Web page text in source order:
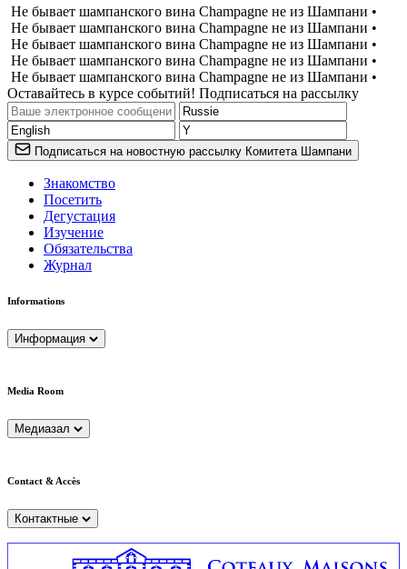
Не бывает шампанского вина Champagne не из Шампани •
Не бывает шампанского вина Champagne не из Шампани •
Не бывает шампанского вина Champagne не из Шампани •
Не бывает шампанского вина Champagne не из Шампани •
Не бывает шампанского вина Champagne не из Шампани •
Оставайтесь в курсе событий! Подписаться на рассылку
Подписаться на новостную рассылку Комитета Шампани
Знакомство
Посетить
Дегустация
Изучение
Обязательства
Журнал
Informations
Информация
Media Room
Медиазал
Contact & Accès
Контактные